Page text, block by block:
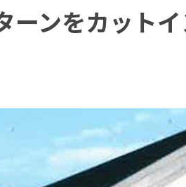
品特集
グランセラシリーズ
プロテクトン
用語集
お問い合わせ
採用情報
ーンをカット